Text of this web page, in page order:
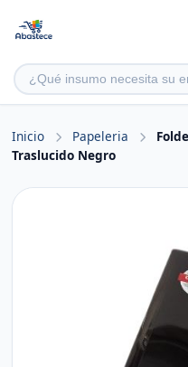
Inicio Papeleria
Traslucido Negro